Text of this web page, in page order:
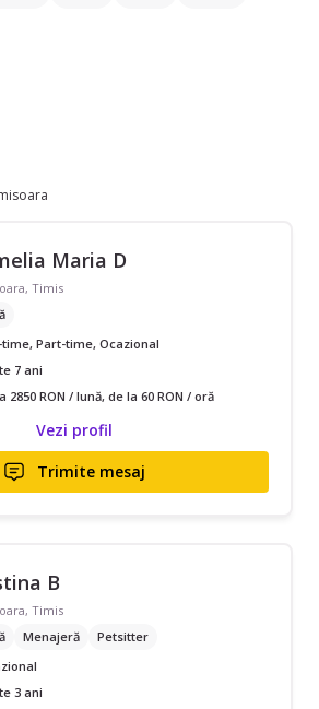
Maria D
Timis
time, Part-time, Ocazional
7 ani
2850 RON / lună, de la 60 RON / oră
Vezi profil
Trimite mesaj
B
Timis
Menajeră
Petsitter
3 ani